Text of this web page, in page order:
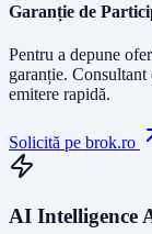
Garanție de
Pentru a depune
garanție. Consultant
emitere rapidă.
Solicită pe brok.ro
AI Intelligence